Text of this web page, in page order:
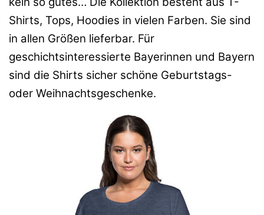
Shirts, Tops, Hoodies in vielen Farben. Sie sind
in allen Größen lieferbar. Für
geschichtsinteressierte Bayerinnen und Bayern
sind die Shirts sicher schöne Geburtstags-
oder Weihnachtsgeschenke.